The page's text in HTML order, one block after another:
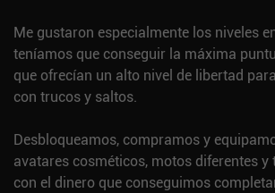
Me gustaron especialmente los niveles
teníamos que conseguir la máxima
que ofrecían un alto nivel de libertad
con trucos y saltos.
Desbloqueamos, compramos y
avatares cosméticos, motos diferentes y
con el dinero que conseguimos